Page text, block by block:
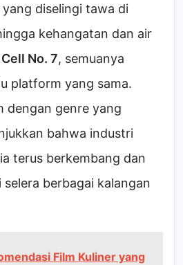
diselingi tawa di
kehangatan dan air
No. 7, semuanya
platform yang sama.
dengan genre yang
bahwa industri
terus berkembang dan
berbagai kalangan
Film Kuliner yang